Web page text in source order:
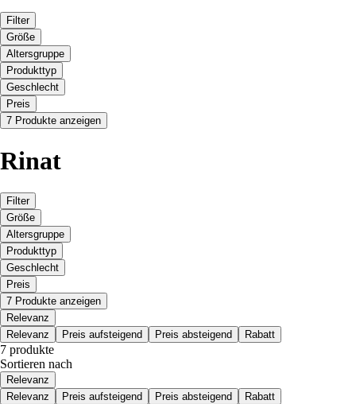
Filter
Größe
Altersgruppe
Produkttyp
Geschlecht
Preis
7 Produkte anzeigen
Rinat
Filter
Größe
Altersgruppe
Produkttyp
Geschlecht
Preis
7 Produkte anzeigen
Relevanz
Relevanz
Preis aufsteigend Preis absteigend Rabatt
7 produkte
Sortieren nach
Relevanz
Relevanz
Preis aufsteigend Preis absteigend Rabatt